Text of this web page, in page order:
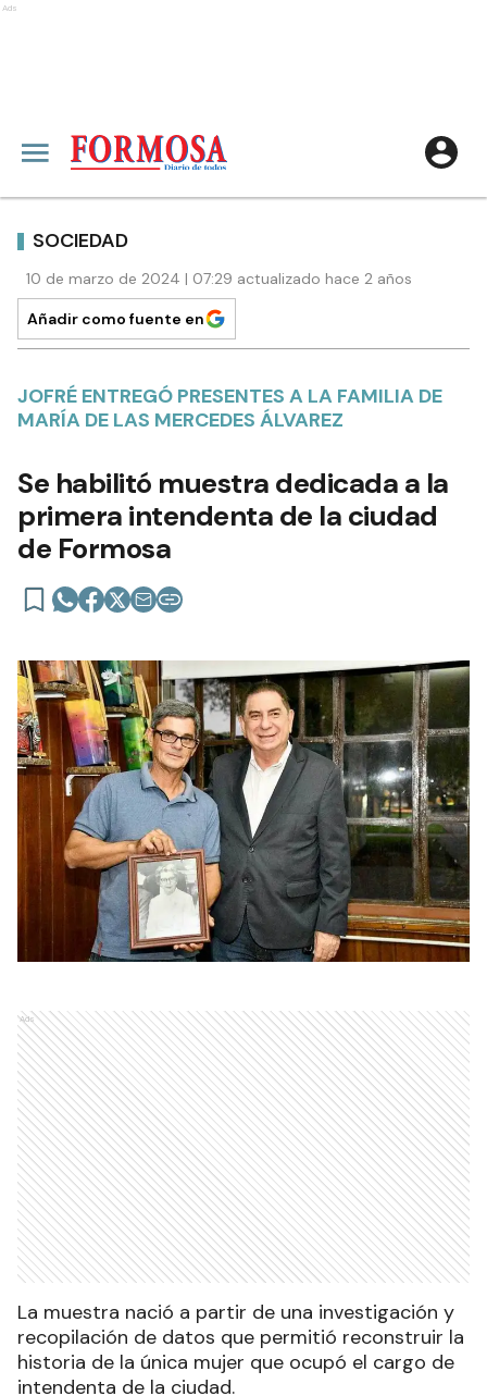
Ads
SOCIEDAD
10 de marzo de 2024 | 07:29 actualizado hace 2 años
Añadir como fuente en
JOFRÉ ENTREGÓ PRESENTES A LA FAMILIA DE
MARÍA DE LAS MERCEDES ÁLVAREZ
Se habilitó muestra dedicada a la
primera intendenta de la ciudad
de Formosa
Ads
La muestra nació a partir de una investigación y
recopilación de datos que permitió reconstruir la
historia de la única mujer que ocupó el cargo de
intendenta de la ciudad.